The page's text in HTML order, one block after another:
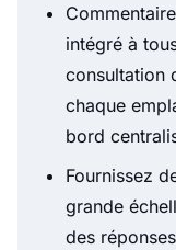
intégré à
consultation
chaque
bord
Fournissez
grande
des